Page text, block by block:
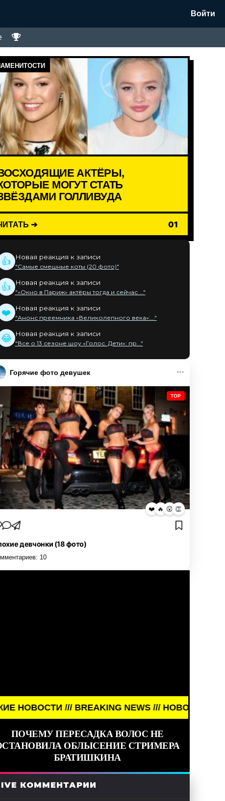
Войти
АКТЁРЫ,
МОГУТ СТАТЬ
ГОЛЛИВУДА
➔ 01
👍 Новая реакция к записи
"Самые смешные коты (20 фото)"
👍 Новая реакция к записи
"«Окно в Париж» актёры тогда и сейчас ..."
❤️ Новая реакция к записи
"Анонс преемника «Великолепного века»:..."
😂 Новая реакция к записи
"Все о 13 сезоне шоу «Голос. Дети»: пр..."
Горячие фото девушек
TOP
❤️ 🔥 😮 👏
девчонки (18 фото)
10
NEWS /// НОВОСТИ (СМИ) /// СВЕЖИЕ
ПОЧЕМУ ПЕРЕСАДКА ВОЛОС НЕ
ОБЛЫСЕНИЕ СТРИМЕРА
БРАТИШКИНА
КОММЕНТАРИИ